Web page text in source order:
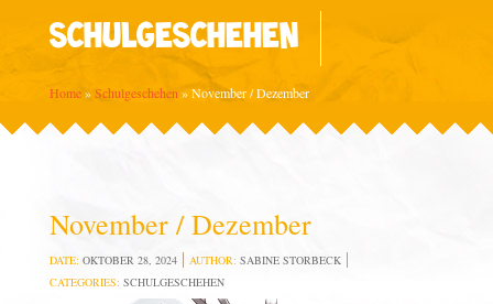
SCHULGESCHEHEN
Home » Schulgeschehen »November / Dezember
November / Dezember
DATE: OKTOBER 28, 2024 AUTHOR: SABINE STORBECK
CATEGORIES: SCHULGESCHEHEN